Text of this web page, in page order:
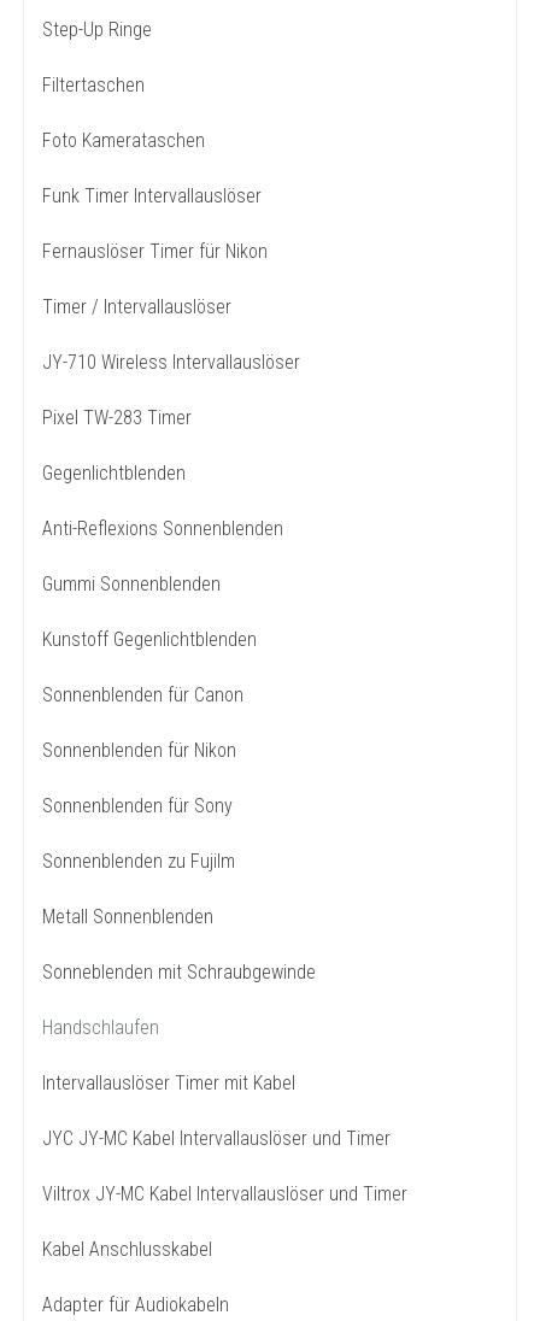
Step-Up Ringe
Filtertaschen
Foto Kamerataschen
Funk Timer Intervallauslöser
Fernauslöser Timer für Nikon
Timer / Intervallauslöser
JY-710 Wireless Intervallauslöser
Pixel TW-283 Timer
Gegenlichtblenden
Anti-Reflexions Sonnenblenden
Gummi Sonnenblenden
Kunstoff Gegenlichtblenden
Sonnenblenden für Canon
Sonnenblenden für Nikon
Sonnenblenden für Sony
Sonnenblenden zu Fujilm
Metall Sonnenblenden
Sonneblenden mit Schraubgewinde
Handschlaufen
Intervallauslöser Timer mit Kabel
JYC JY-MC Kabel Intervallauslöser und Timer
Viltrox JY-MC Kabel Intervallauslöser und Timer
Kabel Anschlusskabel
Adapter für Audiokabeln